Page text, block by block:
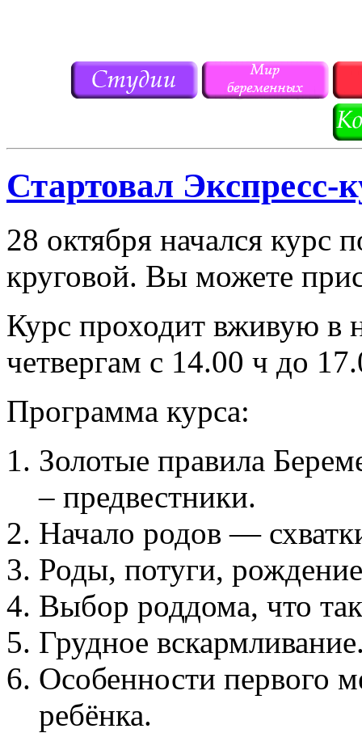
Стартовал Экспресс-
28 октября начался курс
круговой. Вы можете
Курс проходит вживую в
четвергам с 14.00 ч до
Программа курса:
Золотые правила
– предвестники.
Начало родов —
Роды, потуги,
Выбор роддома, что
Грудное
Особенности первого
ребёнка.